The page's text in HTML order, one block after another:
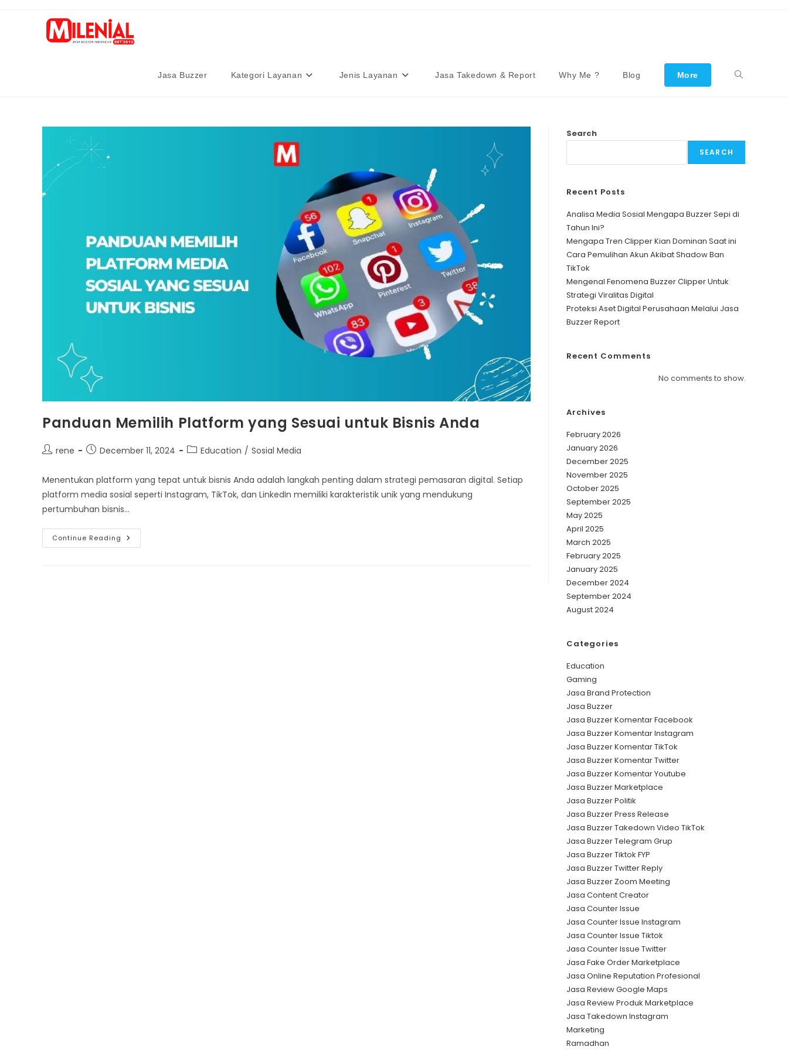
Jasa Buzzer Kategori Layanan Jenis Layanan Jasa Takedown & Report Why Me ? Blog More Toggle
Panduan Memilih Platform yang Sesuai untuk Bisnis Anda
Postrene
PostDecember 11, 2024
PostEducation / Sosial Media
Menentukan platform yang tepat untuk bisnis Anda adalah langkah penting dalam strategi pemasaran digital. Setiap
platform media sosial seperti Instagram, TikTok, dan LinkedIn memiliki karakteristik unik yang mendukung
pertumbuhan bisnis…
Continue Reading Panduan
Memilih
Search
SEARCH
Recent Posts
Analisa Media Sosial Mengapa Buzzer Sepi di
Tahun Ini?
Mengapa Tren Clipper Kian Dominan Saat ini
Cara Pemulihan Akun Akibat Shadow Ban
TikTok
Mengenal Fenomena Buzzer Clipper Untuk
Strategi Viralitas Digital
Proteksi Aset Digital Perusahaan Melalui Jasa
Buzzer Report
Recent Comments
No comments to show.
Archives
February 2026
January 2026
December 2025
November 2025
October 2025
September 2025
May 2025
April 2025
March 2025
February 2025
January 2025
December 2024
September 2024
August 2024
Categories
Education
Gaming
Jasa Brand Protection
Jasa Buzzer
Jasa Buzzer Komentar Facebook
Jasa Buzzer Komentar Instagram
Jasa Buzzer Komentar TikTok
Jasa Buzzer Komentar Twitter
Jasa Buzzer Komentar Youtube
Jasa Buzzer Marketplace
Jasa Buzzer Politik
Jasa Buzzer Press Release
Jasa Buzzer Takedown Video TikTok
Jasa Buzzer Telegram Grup
Jasa Buzzer Tiktok FYP
Jasa Buzzer Twitter Reply
Jasa Buzzer Zoom Meeting
Jasa Content Creator
Jasa Counter Issue
Jasa Counter Issue Instagram
Jasa Counter Issue Tiktok
Jasa Counter Issue Twitter
Jasa Fake Order Marketplace
Jasa Online Reputation Profesional
Jasa Review Google Maps
Jasa Review Produk Marketplace
Jasa Takedown Instagram
Marketing
Ramadhan